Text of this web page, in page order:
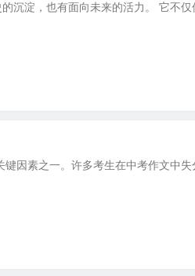
沉淀，也有面向未来的活力。 它不仅
因素之一。许多考生在中考作文中失